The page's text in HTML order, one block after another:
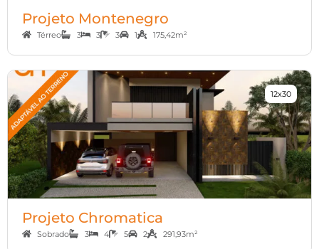
Projeto Montenegro
Térreo 3 3 3 1 175,42m²
Projeto Chromatica
Sobrado 3 4 5 2 291,93m²
12x30